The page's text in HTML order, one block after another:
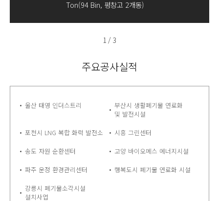
Ton(94 Bin, 평창고 2개동)
1 / 3
주요공사실적
울산 태영 인더스트리
부산시 생활폐기물 연료화
및 발전시설
포천시 LNG 복합 화력 발전소
시흥 그린센터
송도 자원 순환센터
고양 바이오메스 에너지시설
파주 운정 환경관리센터
행복도시 폐기물 연료화 시설
강릉시 폐기물소각시설
설치사업